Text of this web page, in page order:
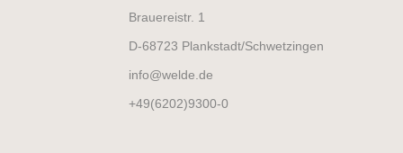
Brauereistr. 1
D-68723 Plankstadt/Schwetzingen
info
welde.de
+49(6202)9300-0